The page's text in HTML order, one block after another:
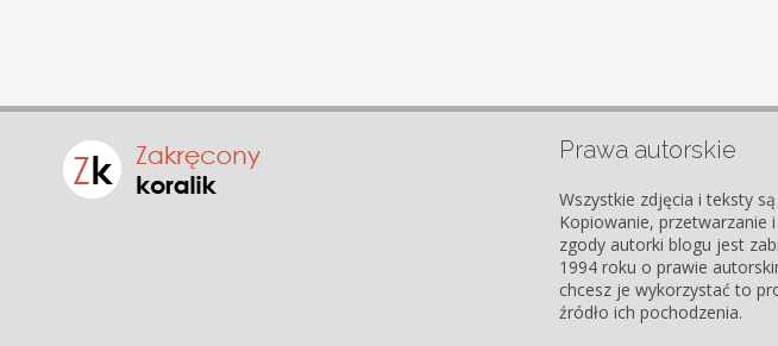
Prawa autorskie
Wszystkie zdjęcia i teksty
Kopiowanie, przetwarzanie
zgody autorki blogu jest
1994 roku o prawie
chcesz je wykorzystać to
źródło ich pochodzenia.